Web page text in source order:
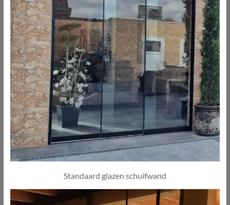
Standaard glazen schuifwand